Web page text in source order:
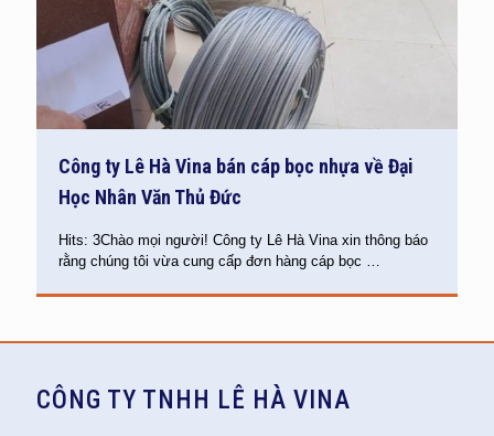
Công ty Lê Hà Vina bán cáp bọc nhựa về Đại
Học Nhân Văn Thủ Đức
Hits: 3Chào mọi người! Công ty Lê Hà Vina xin thông báo
rằng chúng tôi vừa cung cấp đơn hàng cáp bọc …
CÔNG TY TNHH LÊ HÀ VINA